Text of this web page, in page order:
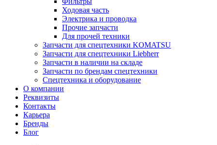
Ходовая часть
Электрика и проводка
Прочие запчасти
Для прочей техники
Запчасти для спецтехники KOMATSU
Запчасти для спецтехники Liebherr
Запчасти в наличии на складе
Запчасти по брендам спецтехники
Спецтехника и оборудование
О компании
Реквизиты
Контакты
Карьера
Бренды
Блог